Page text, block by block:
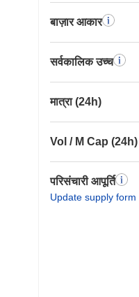
बाज़ार आकार
सर्वकालिक उच्च
मात्रा (24h)
Vol / M Cap (24h)
परिसंचारी आपूर्ति
Update supply form